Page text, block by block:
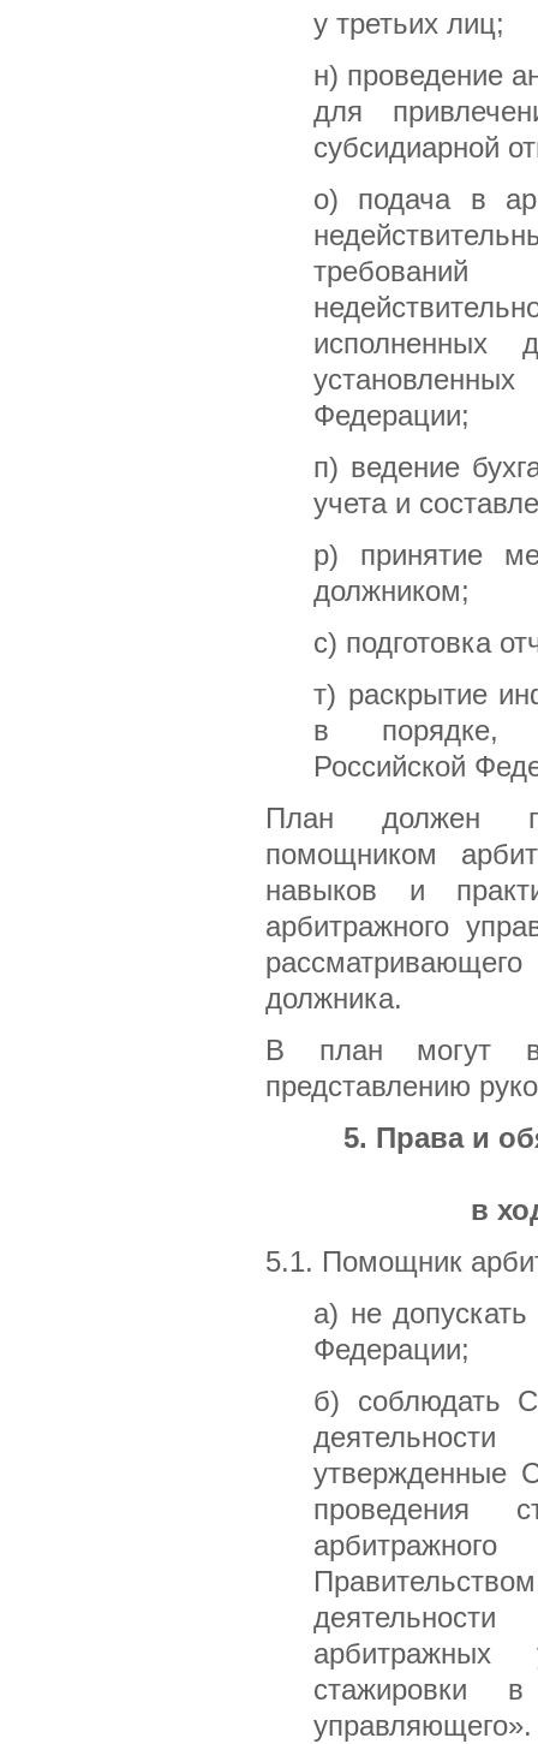
у третьих лиц;
н) проведение
для
субсидиарной
о) подача в
исполненных
Федерации;
п) ведение
учета и
р) принятие
должником;
с) подготовка
т) раскрытие
в порядке,
Российской
План должен
помощником
навыков и
арбитражного
должника.
В план могут
представлению
5. Права и
в
5.1. Помощник
а) не
Федерации;
б) соблюдать
утвержденные
проведения
арбитражных
стажировки
управляющего».